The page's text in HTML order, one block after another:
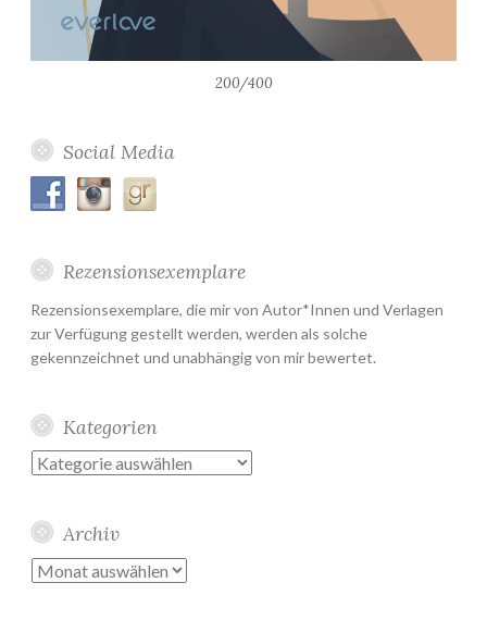
200/400
Social Media
Rezensionsexemplare
Rezensionsexemplare, die mir von Autor*Innen und Verlagen
zur Verfügung gestellt werden, werden als solche
gekennzeichnet und unabhängig von mir bewertet.
Kategorien
Kategorien
Archiv
Archiv